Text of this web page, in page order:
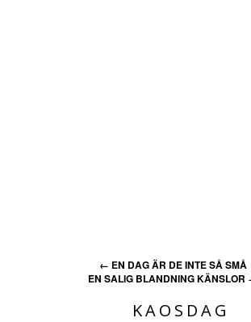
← EN DAG ÄR DE INTE SÅ SMÅ
EN SALIG BLANDNING KÄNSLOR
KAOSDAG